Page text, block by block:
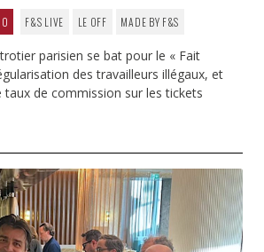
0 F&S LIVE LE OFF MADE BY F&S
parisien se bat pour le « Fait
des travailleurs illégaux, et
taux de commission sur les tickets